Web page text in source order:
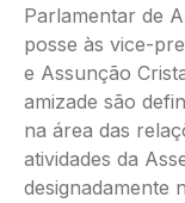
Parlamentar de
posse às vice-
e Assunção
amizade são
na área das
atividades da
designadamente